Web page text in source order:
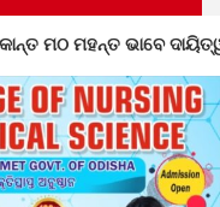
ଦାୟିତ୍ୱ ନେଲେ ଗୋପାଳ